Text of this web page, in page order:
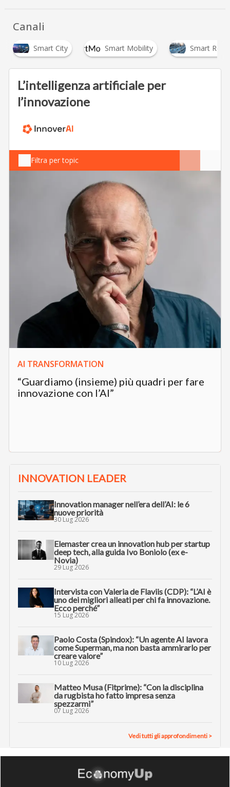
Canali
Smart City Smart Mobility Smart Road
L’intelligenza artificiale per
l’innovazione
Filtra per topic
AI TRANSFORMATION
“Guardiamo (insieme) più quadri per fare
innovazione con l’AI”
INNOVATION LEADER
Innovation manager nell’era dell’AI: le 6
nuove priorità
30 Lug 2026
Elemaster crea un innovation hub per startup
deep tech, alla guida Ivo Boniolo (ex e-
Novia)
29 Lug 2026
Intervista con Valeria de Flaviis (CDP): “L’AI è
uno dei migliori alleati per chi fa innovazione.
Ecco perché”
15 Lug 2026
Paolo Costa (Spindox): “Un agente AI lavora
come Superman, ma non basta ammirarlo per
creare valore”
10 Lug 2026
Matteo Musa (Fitprime): “Con la disciplina
da rugbista ho fatto impresa senza
spezzarmi”
07 Lug 2026
Vedi tutti gli approfondimenti >